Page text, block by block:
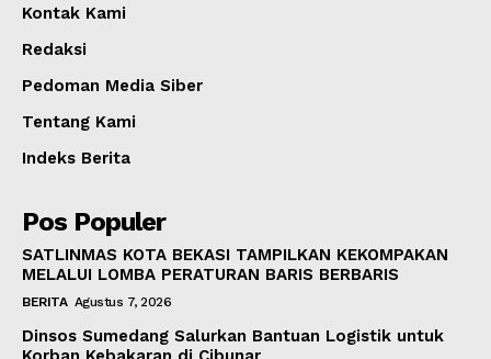
Kontak Kami
Redaksi
Pedoman Media Siber
Tentang Kami
Indeks Berita
Pos Populer
SATLINMAS KOTA BEKASI TAMPILKAN KEKOMPAKAN
MELALUI LOMBA PERATURAN BARIS BERBARIS
BERITA Agustus 7, 2026
Dinsos Sumedang Salurkan Bantuan Logistik untuk